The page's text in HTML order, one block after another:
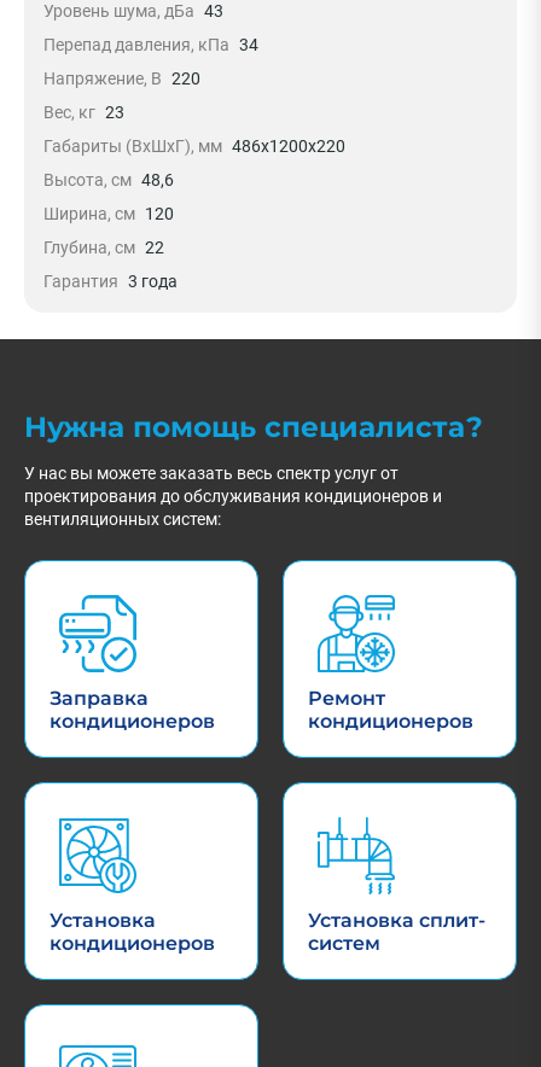
Уровень шума, дБа 43
Перепад давления, кПа 34
Напряжение, В 220
Вес, кг 23
Габариты (ВxШxГ), мм 486x1200x220
Высота, см 48,6
Ширина, см 120
Глубина, см 22
Гарантия 3 года
Нужна помощь специалиста?
У нас вы можете заказать весь спектр услуг от
проектирования до обслуживания кондиционеров и
вентиляционных систем:
Заправка
кондиционеров
Ремонт
кондиционеров
Установка
кондиционеров
Установка сплит-
систем